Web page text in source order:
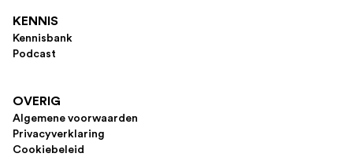
KENNIS
Kennisbank
Podcast
OVERIG
Algemene voorwaarden
Privacyverklaring
Cookiebeleid